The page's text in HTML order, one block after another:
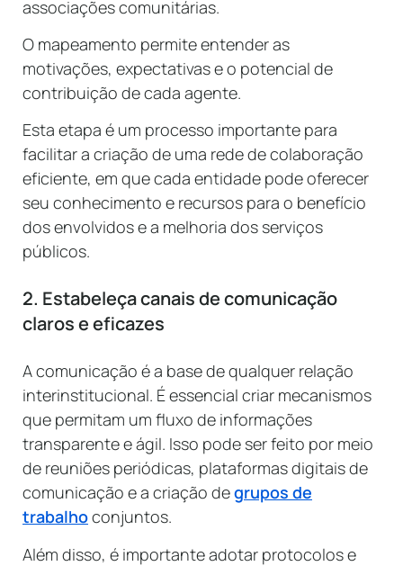
associações comunitárias.
O mapeamento permite entender as
motivações, expectativas e o potencial de
contribuição de cada agente.
Esta etapa é um processo importante para
facilitar a criação de uma rede de colaboração
eficiente, em que cada entidade pode oferecer
seu conhecimento e recursos para o benefício
dos envolvidos e a melhoria dos serviços
públicos.
2. Estabeleça canais de comunicação
claros e eficazes
A comunicação é a base de qualquer relação
interinstitucional. É essencial criar mecanismos
que permitam um fluxo de informações
transparente e ágil. Isso pode ser feito por meio
de reuniões periódicas, plataformas digitais de
comunicação e a criação degrupos de
trabalhoconjuntos.
Além disso, é importante adotar protocolos e